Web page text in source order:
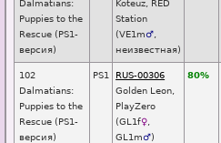
Dalmatians:
Puppies to the
Rescue (PS1-
версия)
Koteuz, RED
Station
(VE1m♂
неизвестная)
102
Dalmatians:
Puppies to the
Rescue (PS1-
версия)
PS1
RUS-00306
Golden Leon,
PlayZero
(GL1f♀
GL1m♂)
80%